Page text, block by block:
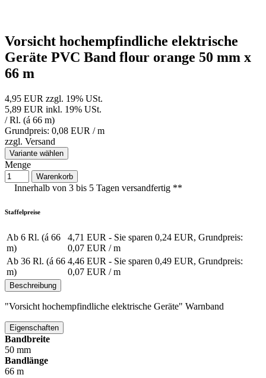
Vorsicht hochempfindliche elektrische
Geräte PVC Band flour orange 50 mm x
66 m
4,95 EUR zzgl. 19% USt.
5,89 EUR inkl. 19% USt.
/ Rl. (á 66 m)
Grundpreis: 0,08 EUR /m
zzgl. Versand
Variante wählen
Menge
Warenkorb
Innerhalb von 3 bis 5 Tagen versandfertig **
Staffelpreise
Ab 6 Rl. (á 66
m)
4,71 EUR - Sie sparen 0,24 EUR, Grundpreis:
0,07 EUR /m
Ab 36 Rl. (á 66
m)
4,46 EUR - Sie sparen 0,49 EUR, Grundpreis:
0,07 EUR /m
Beschreibung
"Vorsicht hochempfindliche elektrische Geräte" Warnband
Eigenschaften
Bandbreite
50 mm
Bandlänge
66 m